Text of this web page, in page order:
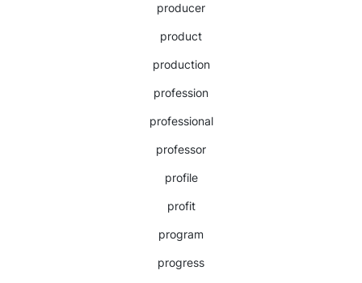
producer
product
production
profession
professional
professor
profile
profit
program
progress